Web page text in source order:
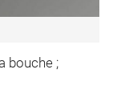
bouche ;